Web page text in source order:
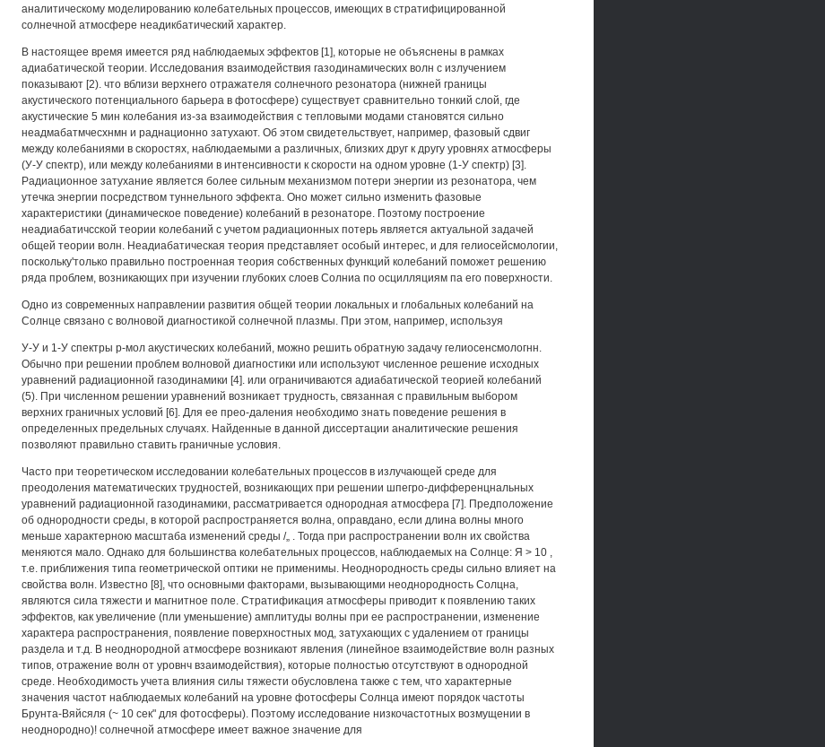
аналитическому моделированию колебательных процессов, имеющих в стратифицированной
солнечной атмосфере неадикбатический характер.
В настоящее время имеется ряд наблюдаемых эффектов [1], которые не объяснены в рамках
адиабатической теории. Исследования взаимодействия газодинамических волн с излучением
показывают [2). что вблизи верхнего отражателя солнечного резонатора (нижней границы
акустического потенциального барьера в фотосфере) существует сравнительно тонкий слой, где
акустические 5 мин колебания из-за взаимодействия с тепловыми модами становятся сильно
неадмабатмчесхнмн и раднационно затухают. Об этом свидетельствует, например, фазовый сдвиг
между колебаниями в скоростях, наблюдаемыми а различных, близких друг к другу уровнях атмосферы
(У-У спектр), или между колебаниями в интенсивности к скорости на одном уровне (1-У спектр) [3].
Радиационное затухание является более сильным механизмом потери энергии из резонатора, чем
утечка энергии посредством туннельного эффекта. Оно может сильно изменить фазовые
характеристики (динамическое поведение) колебаний в резонаторе. Поэтому построение
неадиабатичсской теории колебаний с учетом радиационных потерь является актуальной задачей
общей теории волн. Неадиабатическая теория представляет особый интерес, и для гелиосейсмологии,
поскольку'только правильно построенная теория собственных функций колебаний поможет решению
ряда проблем, возникающих при изучении глубоких слоев Солниа по осцилляциям па его поверхности.
Одно из современных направлении развития общей теории локальных и глобальных колебаний на
Солнце связано с волновой диагностикой солнечной плазмы. При этом, например, используя
У-У и 1-У спектры р-мол акустических колебаний, можно решить обратную задачу гелиосенсмологнн.
Обычно при решении проблем волновой диагностики или используют численное решение исходных
уравнений радиационной газодинамики [4]. или ограничиваются адиабатической теорией колебаний
(5). При численном решении уравнений возникает трудность, связанная с правильным выбором
верхних граничных условий [6]. Для ее прео-даления необходимо знать поведение решения в
определенных предельных случаях. Найденные в данной диссертации аналитические решения
позволяют правильно ставить граничные условия.
Часто при теоретическом исследовании колебательных процессов в излучающей среде для
преодоления математических трудностей, возникающих при решении шпегро-дифференцнальных
уравнений радиационной газодинамики, рассматривается однородная атмосфера [7]. Предположение
об однородности среды, в которой распространяется волна, оправдано, если длина волны много
меньше характерною масштаба изменений среды /„ . Тогда при распространении волн их свойства
меняются мало. Однако для большинства колебательных процессов, наблюдаемых на Солнце: Я > 10 ,
т.е. приближения типа геометрической оптики не применимы. Неоднородность среды сильно влияет на
свойства волн. Известно [8], что основными факторами, вызывающими неоднородность Солцна,
являются сила тяжести и магнитное поле. Стратификация атмосферы приводит к появлению таких
эффектов, как увеличение (пли уменьшение) амплитуды волны при ее распространении, изменение
характера распространения, появление поверхностных мод, затухающих с удалением от границы
раздела и т.д. В неоднородной атмосфере возникают явления (линейное взаимодействие волн разных
типов, отражение волн от уровнч взаимодействия), которые полностью отсутствуют в однородной
среде. Необходимость учета влияния силы тяжести обусловлена также с тем, что характерные
значения частот наблюдаемых колебаний на уровне фотосферы Солнца имеют порядок частоты
Брунта-Вяйсяля (~ 10 сек" для фотосферы). Поэтому исследование низкочастотных возмущении в
неоднородно)! солнечной атмосфере имеет важное значение для